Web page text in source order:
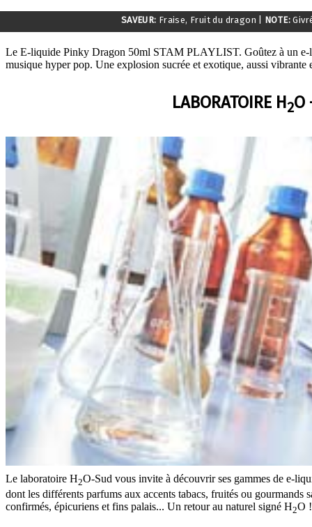
SAVEUR: Fraise, Fruit du dragon NOTE:
Le E-liquide Pinky Dragon 50ml STAM PLAYLIST. Goûtez à un e-
musique hyper pop. Une explosion sucrée et exotique, aussi vibrante
LABORATOIRE H 2O
Le laboratoire H2O-Sud vous invite à découvrir ses gammes de e-
dont les différents parfums aux accents tabacs, fruités ou gourmands
confirmés, épicuriens et fins palais... Un retour au naturel signé H2O !